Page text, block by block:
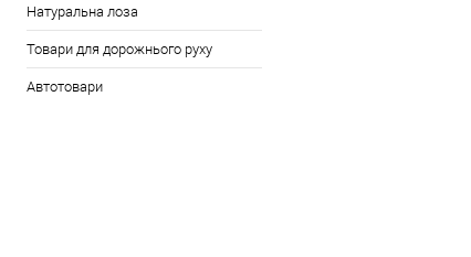
Натуральна лоза
Товари для дорожнього руху
Автотовари